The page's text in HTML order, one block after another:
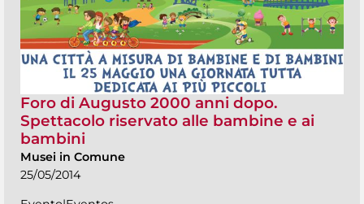
Foro di Augusto 2000 anni dopo.
Spettacolo riservato alle bambine e ai
bambini
Musei in Comune
25/05/2014